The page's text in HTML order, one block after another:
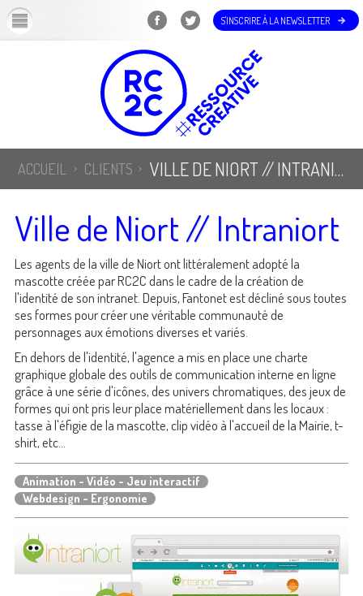
S'INSCRIRE À LA NEWSLETTER
ACCUEIL CLIENTS VILLE DE NIORT // INTRANIORT
Ville de Niort // Intraniort
Les agents de la ville de Niort ont littéralement adopté la
mascotte créée par RC2C dans le cadre de la création de
l'identité de son intranet. Depuis, Fantonet est décliné sous toutes
ses formes pour créer une véritable communauté de
personnages aux émotions diverses et variés.
En dehors de l'identité, l'agence a mis en place une charte
graphique globale des outils de communication interne en ligne
grâce à une série d'icônes, des univers chromatiques, des jeux de
formes qui ont pris leur place matériellement dans les locaux :
tasse à l'éfigie de la mascotte, clip vidéo à l'accueil de la Mairie, t-
shirt, etc...
Animation - Vidéo - Jeu interactif
Webdesign - Ergonomie